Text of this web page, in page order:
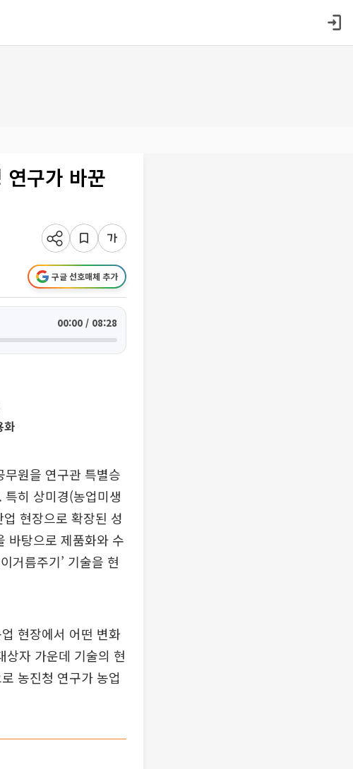
구가 바꾼
구글 선호매체 추가
00:00 / 08:28
화
원을 연구관 특별승
히 상미경(농업미생
현장으로 확장된 성
바탕으로 제품화와 수
거름주기’ 기술을 현
현장에서 어떤 변화
상자 가운데 기술의 현
농진청 연구가 농업